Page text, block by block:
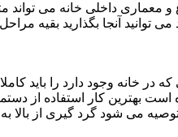
داخلی خانه می تواند
توانید آنجا بگذارید بقیه
که در خانه وجود دارد را
است بهترین کار استفاده
می شود گرد گیری از